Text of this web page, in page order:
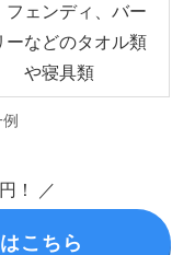
フェンディ、バー
ーなどのタオル類
や寝具類
！ ／
こちら